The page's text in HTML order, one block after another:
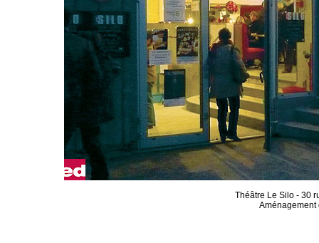
Théâtre Le Silo - 30
Aménagement